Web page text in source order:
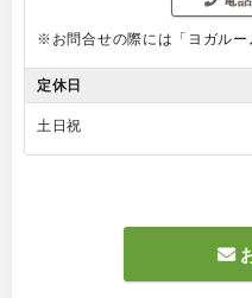
※お問合せの際には「ヨガルー
定休日
土日祝